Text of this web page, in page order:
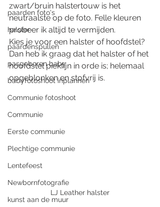
paarden foto's
halster
paardenspullen
pasgeboren baby
babyfotoshoot inplannen
Communie fotoshoot
Communie
Eerste communie
Plechtige communie
Lentefeest
Newbornfotografie
kunst aan de muur
zwart/bruin halstertouw is het
neutraalste op de foto. Felle kleuren
probeer ik altijd te vermijden.
Kies je voor een halster of hoofdstel?
Dan heb ik graag dat het halster of het
hoofdstel piekfijn in orde is; helemaal
opgeblonken en stofvrij is.
LJ Leather halster